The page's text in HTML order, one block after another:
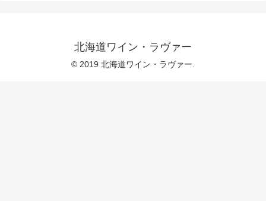
北海道ワイン・ラヴァー
© 2019 北海道ワイン・ラヴァー.